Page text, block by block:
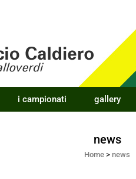
i campionati gallery
news
Home > news